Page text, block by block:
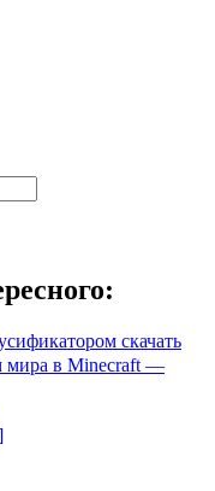
скачать
мира в Minecraft —